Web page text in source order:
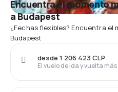
Encuentra el momento
a Budapest
¿Fechas flexibles? Encuentra el
Budapest
El vuelo de ida y vuelta
desde 1 206 423 CLP